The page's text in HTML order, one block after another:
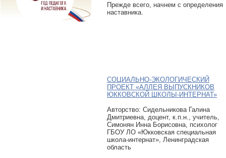
Прежде всего, начнем с определения
наставника.
СОЦИАЛЬНО-ЭКОЛОГИЧЕСКИЙ
ПРОЕКТ «АЛЛЕЯ ВЫПУСКНИКОВ
ЮККОВСКОЙ ШКОЛЫ-ИНТЕРНАТ»
Авторcтво: Сидельникова Галина
Дмитриевна, доцент, к.п.н., учитель,
Симонян Инна Борисовна, психолог
ГБОУ ЛО «Юкковская специальная
школа-интернат», Ленинградская
область